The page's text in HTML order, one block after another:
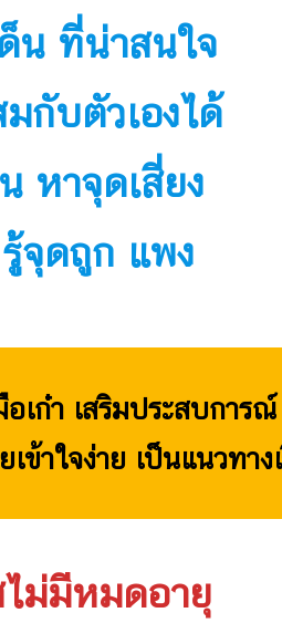
ด็น ที่น่าสนใจ
กับตัวเองได้
หาจุดเสี่ยง
จุดถูก แพง
เก๋า เสริมประสบการ
ข้าใจง่าย เป็นแนวทา
ม่มีหมดอายุ